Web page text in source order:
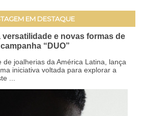
EM DESTAQUE
e novas formas de
“DUO”
de joalherias da América Latina, lança
iniciativa voltada para explorar a
...